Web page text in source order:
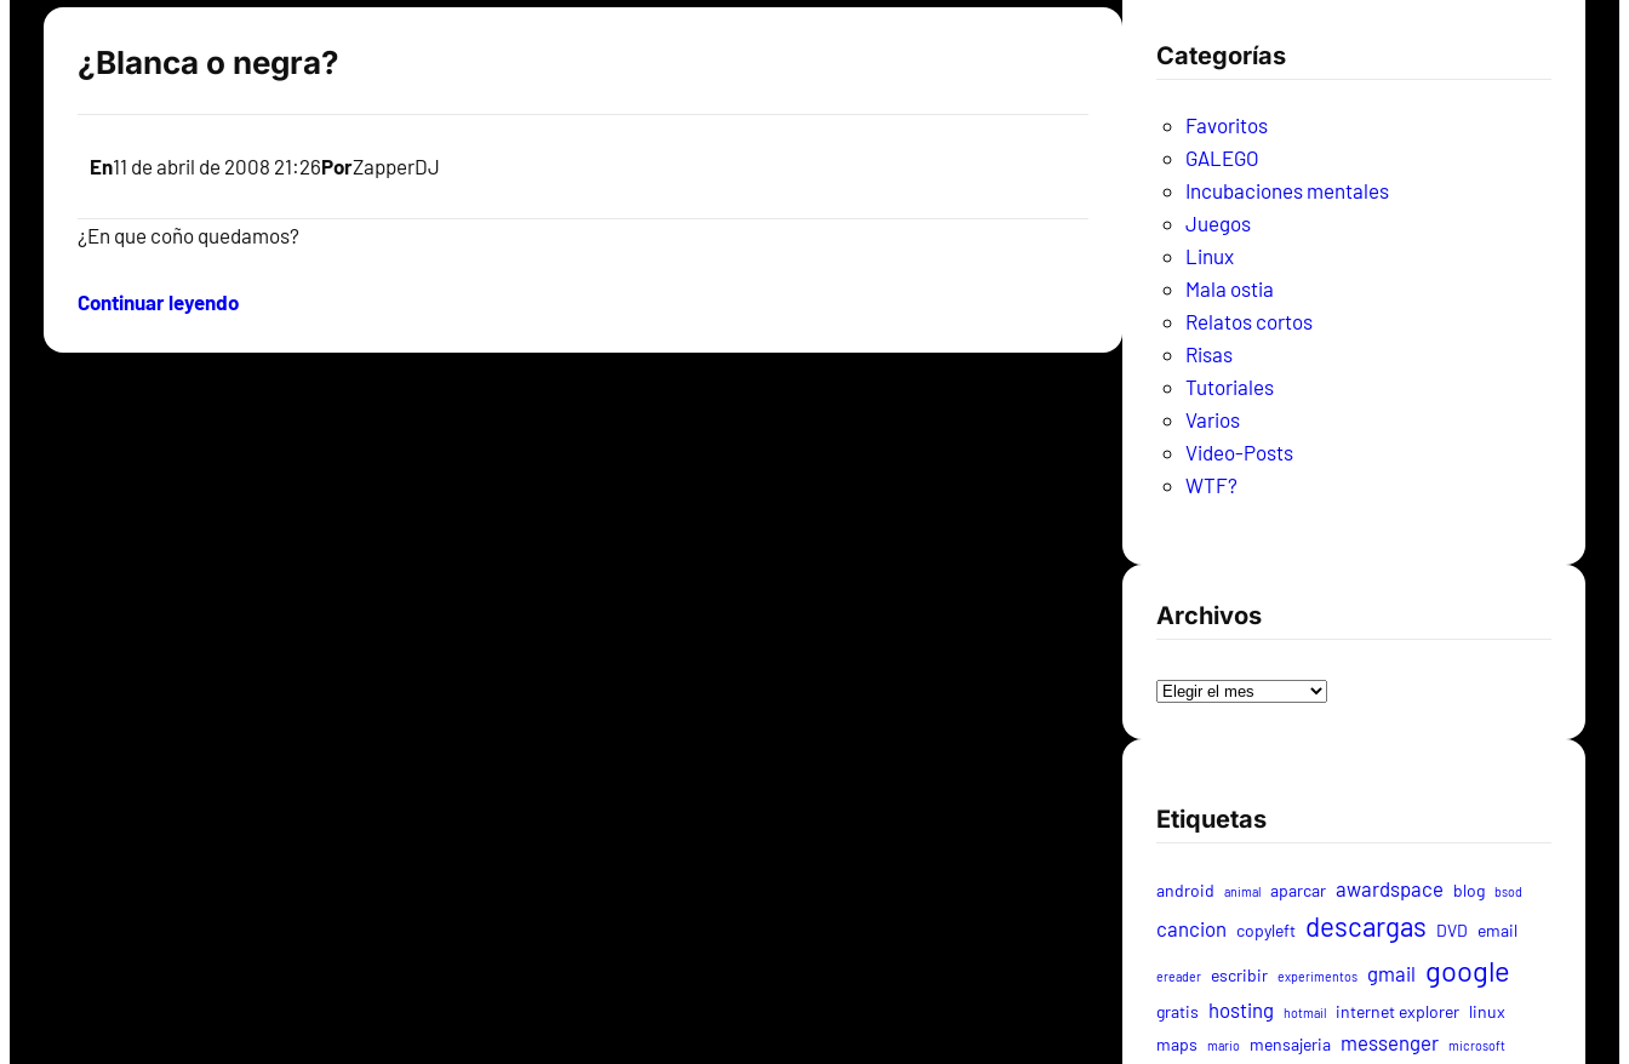
¿Blanca o negra?
En11 de abril de 2008 21:26PorZapperDJ
¿En que coño quedamos?
Continuar leyendo
c
Categorías
Favoritos
GALEGO
Incubaciones mentales
Juegos
Linux
Mala ostia
Relatos cortos
Risas
Tutoriales
Varios
Video-Posts
WTF?
Archivos
Etiquetas
android animal aparcar awardspace blog bsod
cancion copyleft descargas DVD email
ereader escribir experimentos gmail google
gratis hosting hotmail internet explorer linux
maps
mario mensajeria messenger microsoft